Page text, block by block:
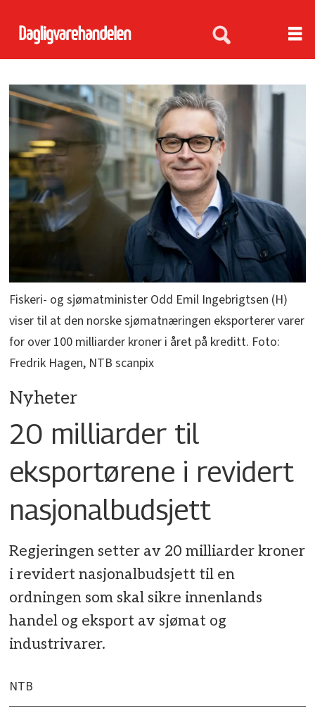
Fiskeri- og sjømatminister Odd Emil Ingebrigtsen (H)
viser til at den norske sjømatnæringen eksporterer varer
for over 100 milliarder kroner i året på kreditt. Foto:
Fredrik Hagen, NTB scanpix
Nyheter
20 milliarder til
eksportørene i revidert
nasjonalbudsjett
Regjeringen setter av 20 milliarder kroner
i revidert nasjonalbudsjett til en
ordningen som skal sikre innenlands
handel og eksport av sjømat og
industrivarer.
NTB